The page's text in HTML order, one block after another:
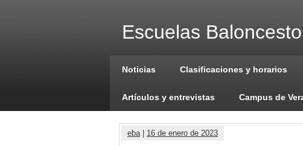
Escuelas
Noticias Clasificaciones y horarios
Artículos y entrevistas Campus de
eba| 16 de enero de 2023